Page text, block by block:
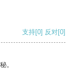
支持[0] 反对[0]
。